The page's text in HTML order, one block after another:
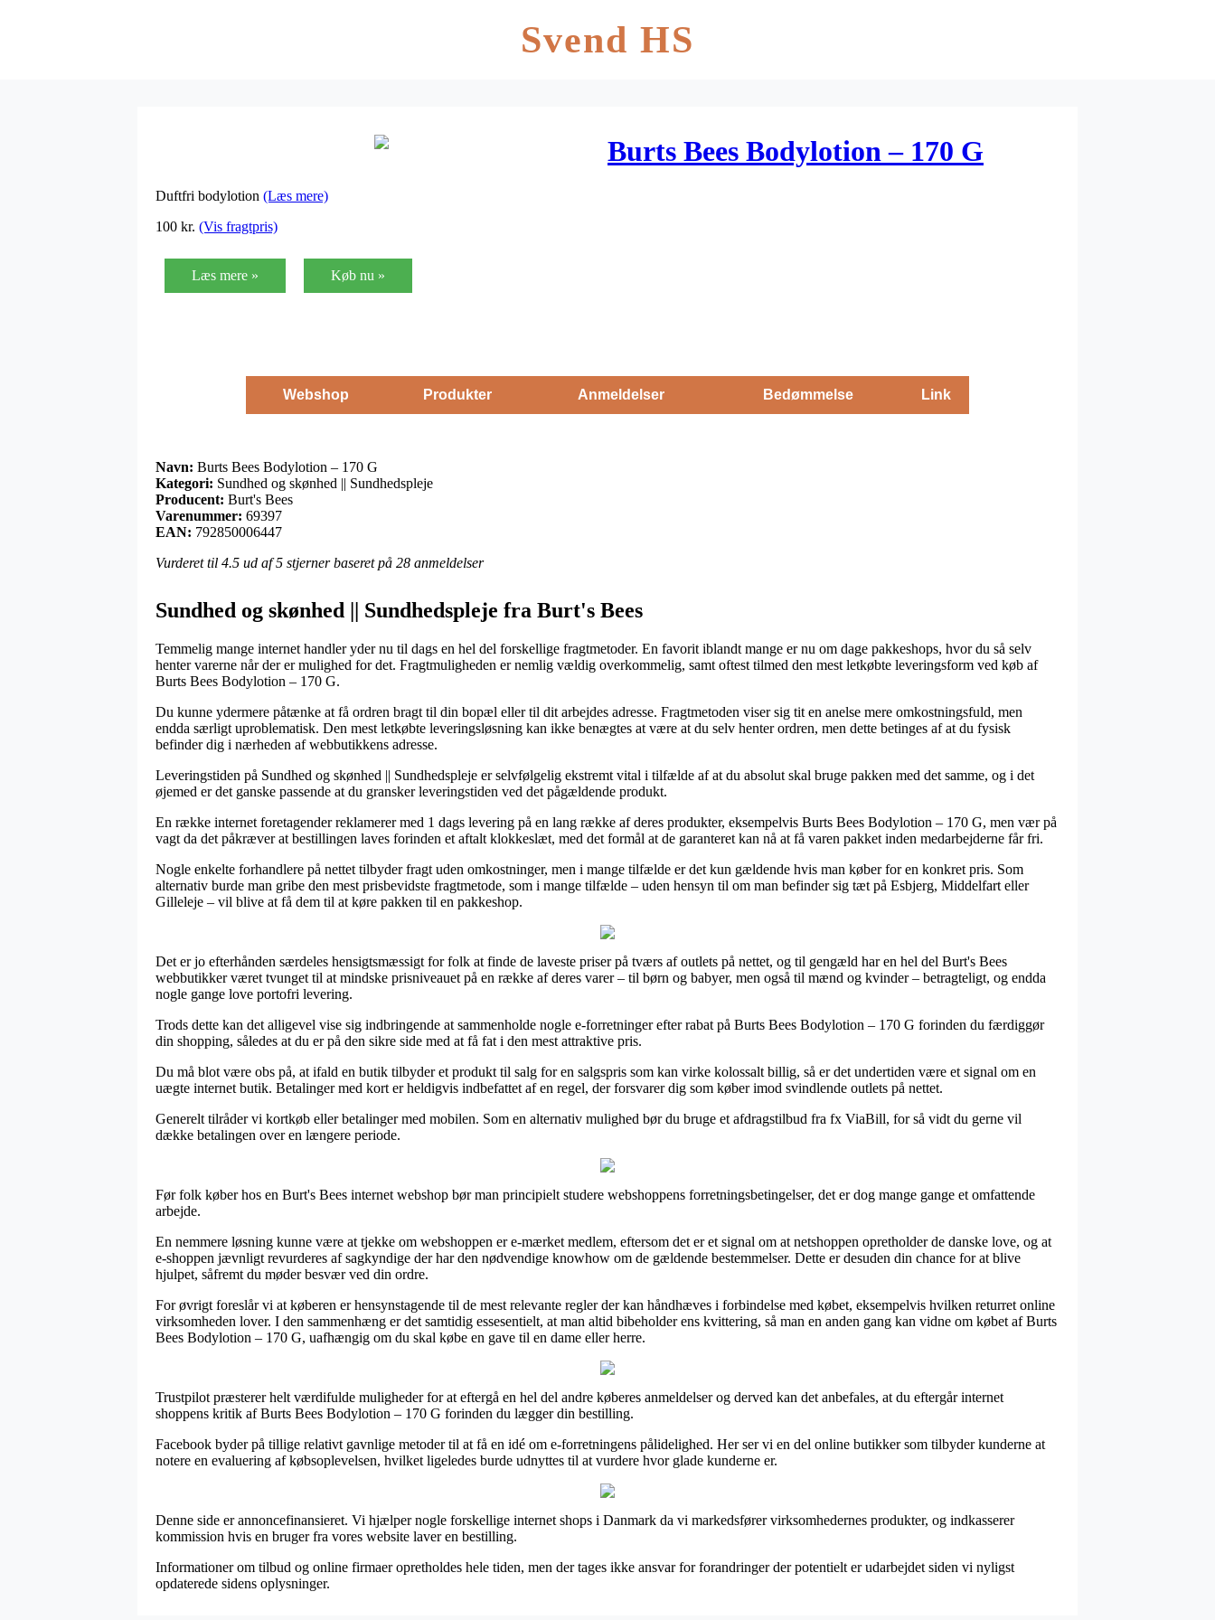
Svend HS
Burts Bees Bodylotion – 170 G
Duftfri bodylotion (Læs mere)
100 kr. (Vis fragtpris)
Læs mere » Køb nu »
Webshop Produkter Anmeldelser Bedømmelse Link
Navn: Burts Bees Bodylotion – 170 G
Kategori: Sundhed og skønhed || Sundhedspleje
Producent: Burt's Bees
Varenummer: 69397
EAN: 792850006447
Vurderet til 4.5 ud af 5 stjerner baseret på 28 anmeldelser
Sundhed og skønhed || Sundhedspleje fra Burt's Bees
Temmelig mange internet handler yder nu til dags en hel del forskellige fragtmetoder. En favorit iblandt mange er nu om dage pakkeshops, hvor du så selv
henter varerne når der er mulighed for det. Fragtmuligheden er nemlig vældig overkommelig, samt oftest tilmed den mest letkøbte leveringsform ved køb af
Burts Bees Bodylotion – 170 G.
Du kunne ydermere påtænke at få ordren bragt til din bopæl eller til dit arbejdes adresse. Fragtmetoden viser sig tit en anelse mere omkostningsfuld, men
endda særligt uproblematisk. Den mest letkøbte leveringsløsning kan ikke benægtes at være at du selv henter ordren, men dette betinges af at du fysisk
befinder dig i nærheden af webbutikkens adresse.
Leveringstiden på Sundhed og skønhed || Sundhedspleje er selvfølgelig ekstremt vital i tilfælde af at du absolut skal bruge pakken med det samme, og i det
øjemed er det ganske passende at du gransker leveringstiden ved det pågældende produkt.
En række internet foretagender reklamerer med 1 dags levering på en lang række af deres produkter, eksempelvis Burts Bees Bodylotion – 170 G, men vær på
vagt da det påkræver at bestillingen laves forinden et aftalt klokkeslæt, med det formål at de garanteret kan nå at få varen pakket inden medarbejderne får fri.
Nogle enkelte forhandlere på nettet tilbyder fragt uden omkostninger, men i mange tilfælde er det kun gældende hvis man køber for en konkret pris. Som
alternativ burde man gribe den mest prisbevidste fragtmetode, som i mange tilfælde – uden hensyn til om man befinder sig tæt på Esbjerg, Middelfart eller
Gilleleje – vil blive at få dem til at køre pakken til en pakkeshop.
Det er jo efterhånden særdeles hensigtsmæssigt for folk at finde de laveste priser på tværs af outlets på nettet, og til gengæld har en hel del Burt's Bees
webbutikker været tvunget til at mindske prisniveauet på en række af deres varer – til børn og babyer, men også til mænd og kvinder – betragteligt, og endda
nogle gange love portofri levering.
Trods dette kan det alligevel vise sig indbringende at sammenholde nogle e-forretninger efter rabat på Burts Bees Bodylotion – 170 G forinden du færdiggør
din shopping, således at du er på den sikre side med at få fat i den mest attraktive pris.
Du må blot være obs på, at ifald en butik tilbyder et produkt til salg for en salgspris som kan virke kolossalt billig, så er det undertiden være et signal om en
uægte internet butik. Betalinger med kort er heldigvis indbefattet af en regel, der forsvarer dig som køber imod svindlende outlets på nettet.
Generelt tilråder vi kortkøb eller betalinger med mobilen. Som en alternativ mulighed bør du bruge et afdragstilbud fra fx ViaBill, for så vidt du gerne vil
dække betalingen over en længere periode.
Før folk køber hos en Burt's Bees internet webshop bør man principielt studere webshoppens forretningsbetingelser, det er dog mange gange et omfattende
arbejde.
En nemmere løsning kunne være at tjekke om webshoppen er e-mærket medlem, eftersom det er et signal om at netshoppen opretholder de danske love, og at
e-shoppen jævnligt revurderes af sagkyndige der har den nødvendige knowhow om de gældende bestemmelser. Dette er desuden din chance for at blive
hjulpet, såfremt du møder besvær ved din ordre.
For øvrigt foreslår vi at køberen er hensynstagende til de mest relevante regler der kan håndhæves i forbindelse med købet, eksempelvis hvilken returret online
virksomheden lover. I den sammenhæng er det samtidig essesentielt, at man altid bibeholder ens kvittering, så man en anden gang kan vidne om købet af Burts
Bees Bodylotion – 170 G, uafhængig om du skal købe en gave til en dame eller herre.
Trustpilot præsterer helt værdifulde muligheder for at eftergå en hel del andre køberes anmeldelser og derved kan det anbefales, at du eftergår internet
shoppens kritik af Burts Bees Bodylotion – 170 G forinden du lægger din bestilling.
Facebook byder på tillige relativt gavnlige metoder til at få en idé om e-forretningens pålidelighed. Her ser vi en del online butikker som tilbyder kunderne at
notere en evaluering af købsoplevelsen, hvilket ligeledes burde udnyttes til at vurdere hvor glade kunderne er.
Denne side er annoncefinansieret. Vi hjælper nogle forskellige internet shops i Danmark da vi markedsfører virksomhedernes produkter, og indkasserer
kommission hvis en bruger fra vores website laver en bestilling.
Informationer om tilbud og online firmaer opretholdes hele tiden, men der tages ikke ansvar for forandringer der potentielt er udarbejdet siden vi nyligst
opdaterede sidens oplysninger.